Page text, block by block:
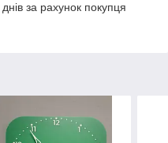
за рахунок покупця